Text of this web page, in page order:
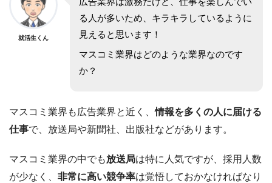
就活生くん
る人が多いため、キラキラしているように
見えると思います！
マスコミ業界はどのような業界なのです
か？
マスコミ業界も広告業界と近く、情報を多くの人に届ける
仕事で、放送局や新聞社、出版社などがあります。
マスコミ業界の中でも放送局は特に人気ですが、採用人数
が少なく、 非常に高い競争率は覚悟しておかなければなり